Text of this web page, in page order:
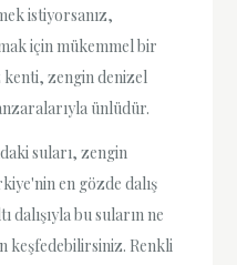
istiyorsanız,
için mükemmel bir
zengin denizel
ünlüdür.
suları, zengin
en gözde dalış
bu suların ne
keşfedebilirsiniz. Renkli